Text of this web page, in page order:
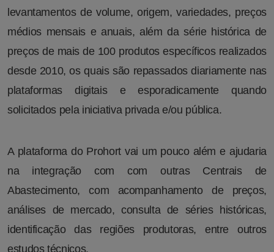
levantamentos de volume, origem, variedades, preços
médios mensais e anuais, além da série histórica de
preços de mais de 100 produtos específicos realizados
desde 2010, os quais são repassados diariamente nas
plataformas digitais e esporadicamente quando
solicitados pela iniciativa privada e/ou pública.
A plataforma do Prohort vai um pouco além e ajudaria
na integração com com outras Centrais de
Abastecimento, com acompanhamento de preços,
análises de mercado, consulta de séries históricas,
identificação das regiões produtoras, entre outros
estudos técnicos.